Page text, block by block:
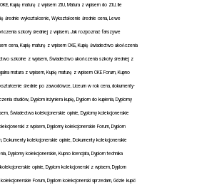
Kupię maturę z wpisem ZIU, Matura z wpisem do ZIU, Ile
średnie wykształcenie, Wykształcenie średnie cena, Lewe
szkoły średniej z wpisem, Jak rozpoznać fałszywe
cena, Kupię maturę z wpisem CKE, Kupię świadectwo ukończenia
szkolne z wpisem, Świadectwo ukończenia szkoły średniej z
matura z wpisem, Kupię maturę z wpisem CKE Forum, Kupno
średnie po zawodówce, Liceum w rok cena, dokumenty-
studiów, Dyplom inżyniera kupię, Dyplom do kupienia, Dyplomy
Świadectwa kolekcjonerskie opinie, Dyplomy kolekcjonerskie
z wpisem, Dyplomy kolekcjonerskie Forum, Dyplom
kolekcjonerskie opinie, Dokumenty kolekcjonerskie
Dyplomy kolekcjonerskie, Kupno licencjata, Dyplom technika
opinie, Dyplom kolekcjonerski z wpisem, Dyplom
Forum, Dyplom kolekcjonerski sprzedam, Gdzie kupić
dyplom magistra,
dyplom magistra